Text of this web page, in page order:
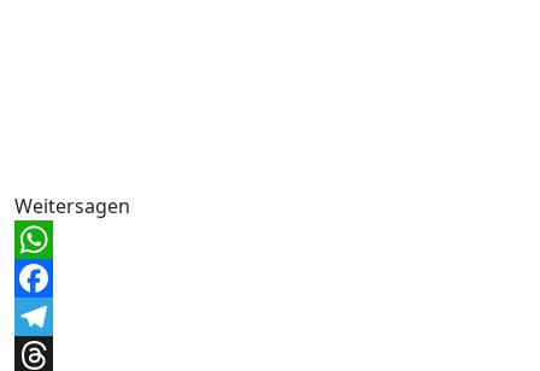
Weitersagen
WhatsApp
Facebook
Telegram